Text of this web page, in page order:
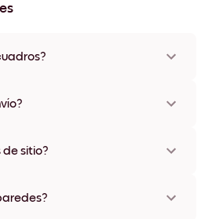
de marco, incluidas opciones sin
Te enviaremos un número de
sitio?